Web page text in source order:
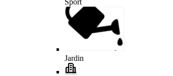
Sport
Jardin